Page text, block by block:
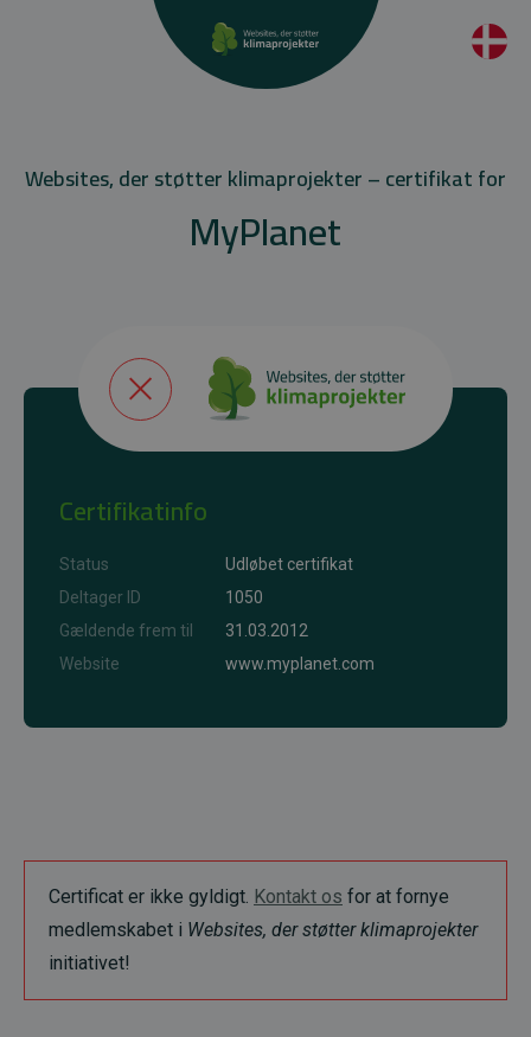
Websites, der støtter klimaprojekter – certifikat for
MyPlanet
Certifikatinfo
Status
Udløbet certifikat
Deltager ID
1050
Gældende frem til
31.03.2012
Website
www.myplanet.com
Certificat er ikke gyldigt. Kontakt os for at fornye
medlemskabet i Websites, der støtter klimaprojekter
initiativet!